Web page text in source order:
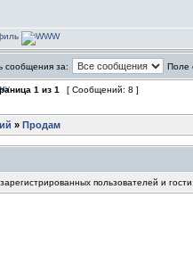
сообщения за: Поле
1 из 1 [ Сообщений: 8 ]
» Продам
пользователей и